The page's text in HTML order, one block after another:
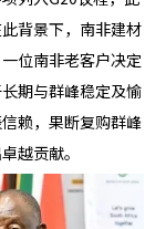
背景下，南非建材
位南非老客户决定
期与群峰稳定及愉
赖，果断复购群峰
越贡献。